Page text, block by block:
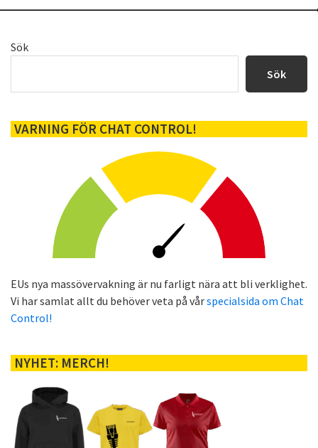
Primärt
Sök
Sök
VARNING FÖR CHAT CONTROL!
EUs nya massövervakning är nu farligt nära att bli verklighet.
Vi har samlat allt du behöver veta på vårspecialsida om Chat
Control!
NYHET: MERCH!